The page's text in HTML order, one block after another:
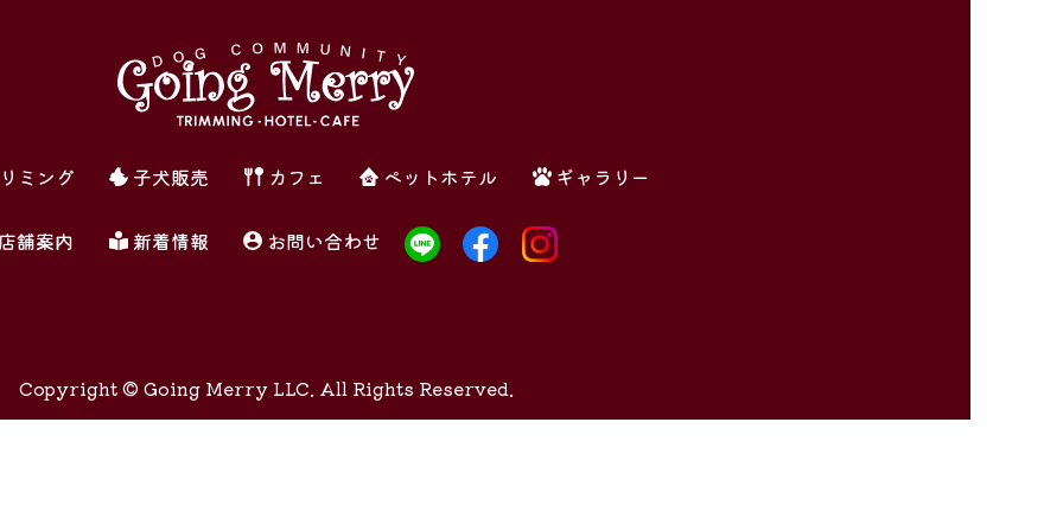
ミング 子犬販売 カフェ ペットホテル ギャラリー
店舗案内 新着情報 お問い合わせ
Copyright © Going Merry LLC. All Rights Reserved.